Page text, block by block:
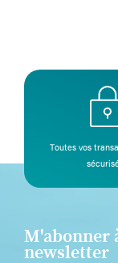
Toutes vos
M'abonner
newsletter